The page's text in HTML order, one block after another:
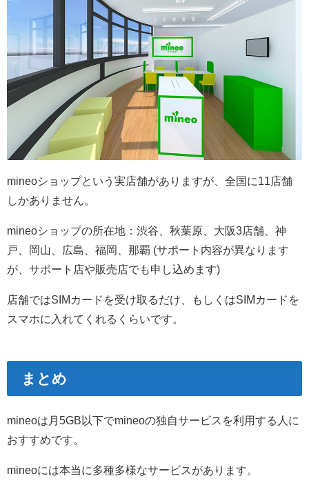
mineoショップという実店舗がありますが、全国に11店舗
しかありません。
mineoショップの所在地：渋谷、秋葉原、大阪3店舗、神
戸、岡山、広島、福岡、那覇 (サポート内容が異なります
が、サポート店や販売店でも申し込めます)
店舗ではSIMカードを受け取るだけ、もしくはSIMカードを
スマホに入れてくれるくらいです。
まとめ
mineoは月5GB以下でmineoの独自サービスを利用する人に
おすすめです。
mineoには本当に多種多様なサービスがあります。